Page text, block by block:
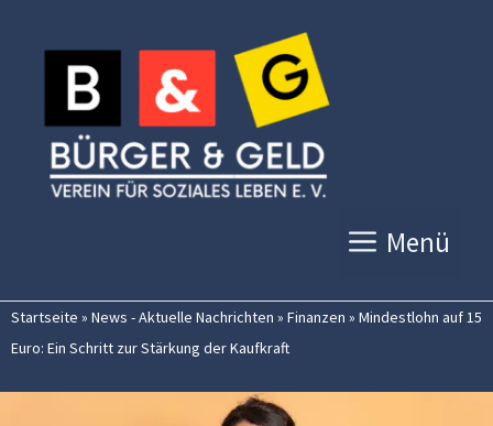
Inhalt
springen
Menü
Startseite » News - Aktuelle Nachrichten » Finanzen » Mindestlohn auf 15
Euro: Ein Schritt zur Stärkung der Kaufkraft